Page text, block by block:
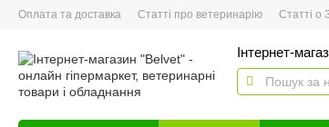
Оплата та доставка Статті про ветеринарію Статті о
Інтернет-